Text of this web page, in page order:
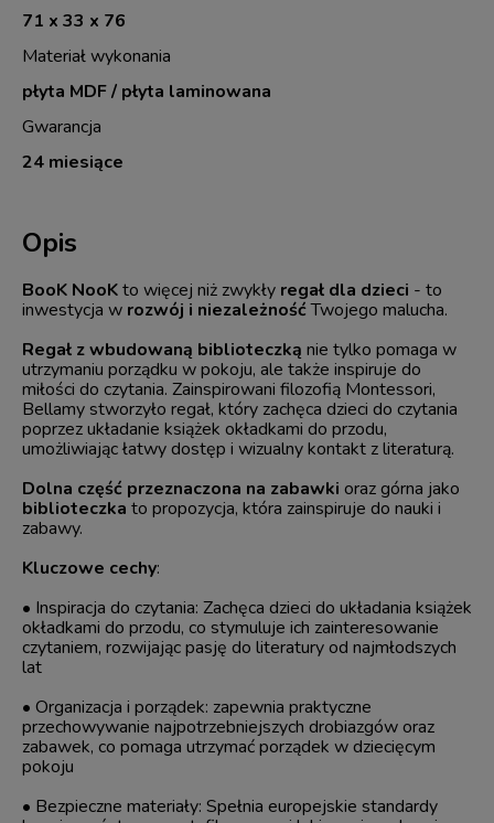
Opis
BooK NooKto więcej niż zwykły regał dla dzieci - to
inwestycja w rozwój i niezależnośćTwojego malucha.
Regał z wbudowaną biblioteczką nie tylko pomaga w
utrzymaniu porządku w pokoju, ale także inspiruje do
miłości do czytania. Zainspirowani filozofią Montessori,
Bellamy stworzyło regał, który zachęca dzieci do czytania
poprzez układanie książek okładkami do przodu,
umożliwiając łatwy dostęp i wizualny kontakt z literaturą.
Dolna część przeznaczona na zabawki oraz górna jako
biblioteczka to propozycja, która zainspiruje do nauki i
zabawy.
Kluczowe cechy:
• Inspiracja do czytania: Zachęca dzieci do układania książek
okładkami do przodu, co stymuluje ich zainteresowanie
czytaniem, rozwijając pasję do literatury od najmłodszych
lat
• Organizacja i porządek: zapewnia praktyczne
przechowywanie najpotrzebniejszych drobiazgów oraz
zabawek, co pomaga utrzymać porządek w dziecięcym
pokoju
• Bezpieczne materiały: Spełnia europejskie standardy
71 x 33 x 76
Materiał wykonania
płyta MDF / płyta laminowana
Gwarancja
24 miesiące